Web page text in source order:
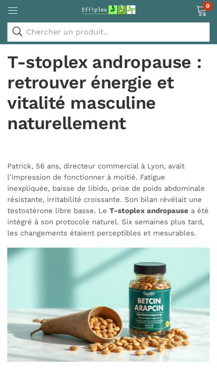
0
T-stoplex andropause :
retrouver énergie et
vitalité masculine
naturellement
Patrick, 56 ans, directeur commercial à Lyon, avait
l’impression de fonctionner à moitié. Fatigue
inexpliquée, baisse de libido, prise de poids abdominale
résistante, irritabilité croissante. Son bilan révélait une
testostérone libre basse. Le T-stoplex andropause a été
intégré à son protocole naturel. Six semaines plus tard,
les changements étaient perceptibles et mesurables.